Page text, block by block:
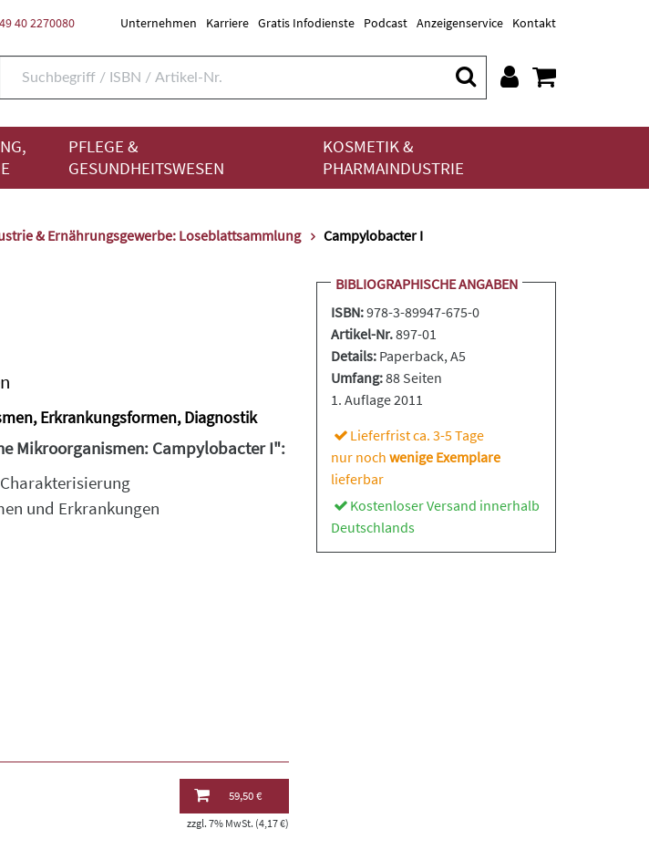
40 2270080 Unternehmen Karriere Gratis Infodienste Podcast Anzeigenservice Kontakt
PFLEGE &
GESUNDHEITSWESEN
KOSMETIK &
PHARMAINDUSTRIE
& Ernährungsgewerbe: Loseblattsammlung Campylobacter I
Erkrankungsformen, Diagnostik
Mikroorganismen: Campylobacter I":
und Erkrankungen
BIBLIOGRAPHISCHE ANGABEN
ISBN:978-3-89947-675-0
Artikel-Nr.897-01
Details: Paperback, A5
Umfang:88 Seiten
1. Auflage 2011
Lieferfrist ca. 3-5 Tage
nur nochwenige Exemplare
lieferbar
Kostenloser Versand innerhalb
Deutschlands
59,50 €
zzgl. 7% MwSt. (4,17 €)